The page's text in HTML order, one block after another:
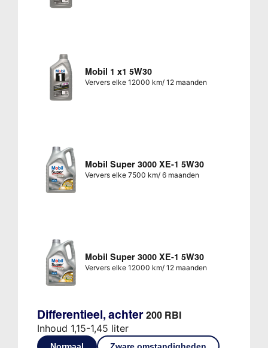
Mobil 1 x1 5W30
Ververs elke 12000 km/ 12 maanden
Mobil Super 3000 XE-1 5W30
Ververs elke 7500 km/ 6 maanden
Mobil Super 3000 XE-1 5W30
Ververs elke 12000 km/ 12 maanden
Differentieel, achter 200 RBI
Inhoud 1,15-1,45 liter